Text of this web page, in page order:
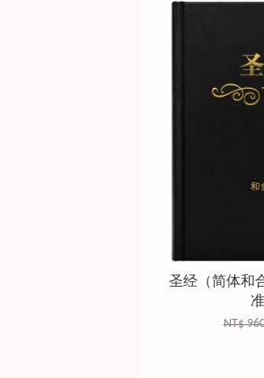
圣经（简体和
NT$